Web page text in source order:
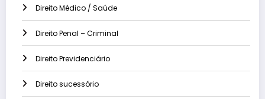
Direito Médico / Saúde
Direito Penal – Criminal
Direito Previdenciário
Direito sucessório